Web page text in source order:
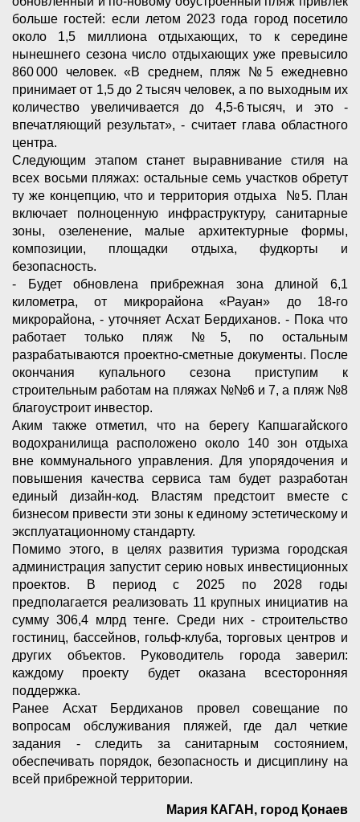
больше гостей: если летом 2023 года город посетило
около 1,5 миллиона отдыхающих, то к середине
нынешнего сезона число отдыхающих уже превысило
860 000 человек. «В среднем, пляж №5 ежедневно
принимает от 1,5 до 2 тысяч человек, а по выходным их
количество увеличивается до 4,5-6 тысяч, и это -
впечатляющий результат», - считает глава областного
центра.
Следующим этапом станет выравнивание стиля на
всех восьми пляжах: остальные семь участков обретут
ту же концепцию, что и территория отдыха №5. План
включает полноценную инфраструктуру, санитарные
зоны, озеленение, малые архитектурные формы,
композиции, площадки отдыха, фудкорты и
безопасность.
- Будет обновлена прибрежная зона длиной 6,1
километра, от микрорайона «Рауан» до 18-го
микрорайона, - уточняет Асхат Бердиханов. - Пока что
работает только пляж №5, по остальным
разрабатываются проектно‑сметные документы. После
окончания купального сезона приступим к
строительным работам на пляжах №№6 и 7, а пляж №8
благоустроит инвестор.
Аким также отметил, что на берегу Капшагайского
водохранилища расположено около 140 зон отдыха
вне коммунального управления. Для упорядочения и
повышения качества сервиса там будет разработан
единый дизайн‑код. Властям предстоит вместе с
бизнесом привести эти зоны к единому эстетическому и
эксплуатационному стандарту.
Помимо этого, в целях развития туризма городская
администрация запустит серию новых инвестиционных
проектов. В период с 2025 по 2028 годы
предполагается реализовать 11 крупных инициатив на
сумму 306,4 млрд тенге. Среди них - строительство
гостиниц, бассейнов, гольф‑клуба, торговых центров и
других объектов. Руководитель города заверил:
каждому проекту будет оказана всесторонняя
поддержка.
Ранее Асхат Бердиханов провел совещание по
вопросам обслуживания пляжей, где дал четкие
задания - следить за санитарным состоянием,
обеспечивать порядок, безопасность и дисциплину на
всей прибрежной территории.
Мария КАГАН, город Қонаев